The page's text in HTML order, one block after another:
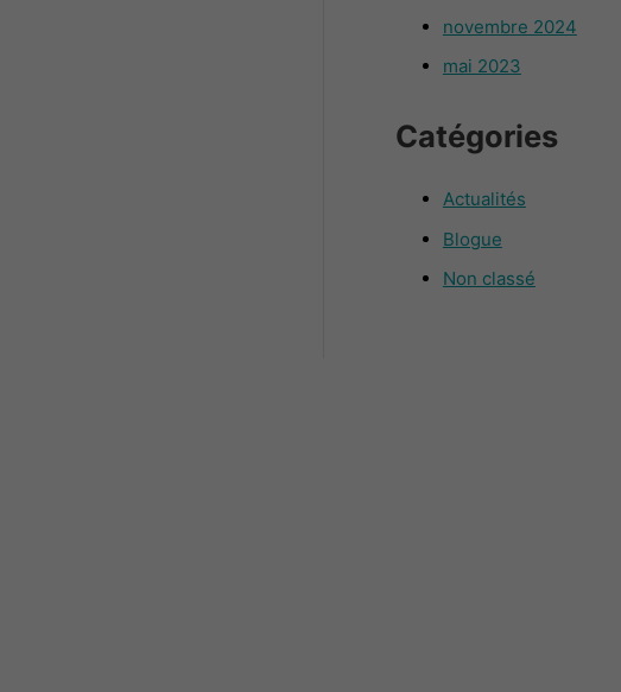
novembre 2024
mai 2023
Catégories
Actualités
Blogue
Non classé